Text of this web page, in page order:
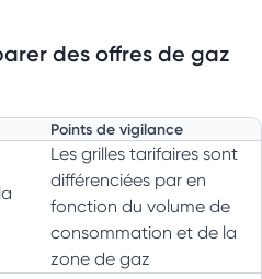
des offres de gaz
Points de vigilance
Les grilles tarifaires sont
différenciées par en
fonction du volume de
consommation et de la
zone de gaz